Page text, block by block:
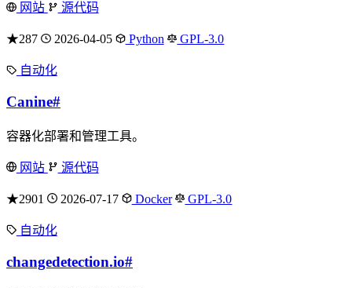
网站 源代码
★287 2026-04-05 Python GPL-3.0
自动化
Canine#
容器化部署和管理工具。
网站 源代码
★2901 2026-07-17 Docker GPL-3.0
自动化
changedetection.io#